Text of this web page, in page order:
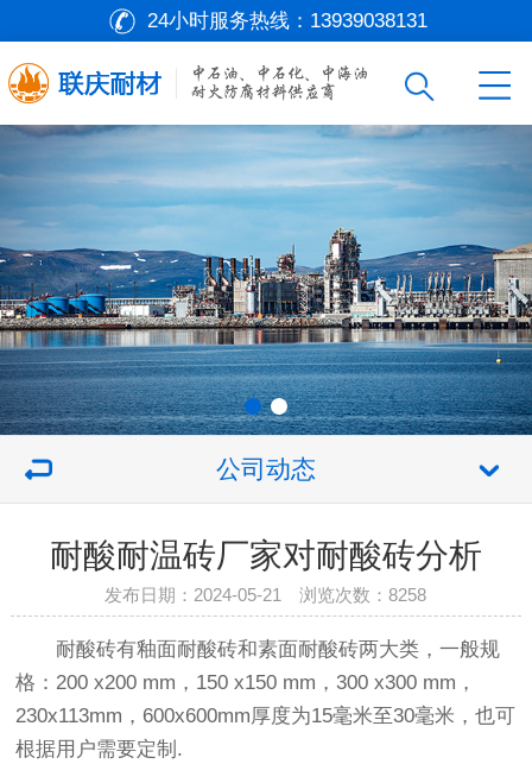
24小时服务热线： 13939038131
公司动态
耐酸耐温砖厂家对耐酸砖分析
发布日期：2024-05-21 浏览次数：8258
耐酸砖有釉面耐酸砖和素面耐酸砖两大类，一般规
格：200 x200 mm，150 x150 mm，300 x300 mm，
230x113mm，600x600mm厚度为15毫米至30毫米，也可
根据用户需要定制.